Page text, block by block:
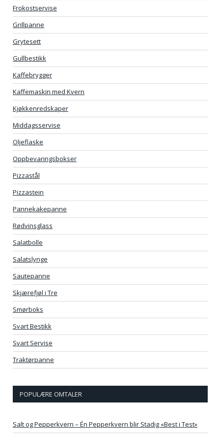
Frokostservise
Grillpanne
Grytesett
Gullbestikk
Kaffebrygger
Kaffemaskin med Kvern
Kjøkkenredskaper
Middagsservise
Oljeflaske
Oppbevaringsbokser
Pizzastål
Pizzastein
Pannekakepanne
Rødvinsglass
Salatbolle
Salatslynge
Sautepanne
Skjærefjøl i Tre
Smørboks
Svart Bestikk
Svart Servise
Traktørpanne
POPULÆRE OMTALER
Salt og Pepperkvern – Én Pepperkvern blir Stadig «Best i Test»